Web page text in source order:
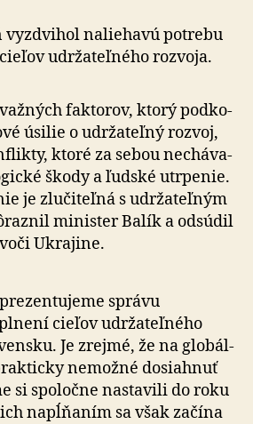
naliehavú potrebu
udržateľného rozvoja.
faktorov, ktorý pod­ko­
úsilie o udr­ža­teľný rozvoj,
ktoré za sebou ne­chá­va­
škody a ľudské utrpenie.
je zlu­či­teľná s udr­ža­teľným
minister Balík a odsúdil
Ukrajine.
správu
cieľov udržateľného
Je zrejmé, že na glo­bál­
nemožné dosiahnuť
si spo­loč­ne nasta­vili do roku
ich napĺňaním sa však začína